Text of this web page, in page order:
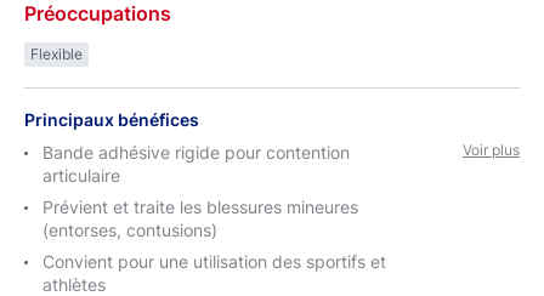
Préoccupations
Flexible
Principaux bénéfices
Bande adhésive rigide pour contention
articulaire
Prévient et traite les blessures mineures
(entorses, contusions)
Convient pour une utilisation des sportifs et
athlètes
Voir plus